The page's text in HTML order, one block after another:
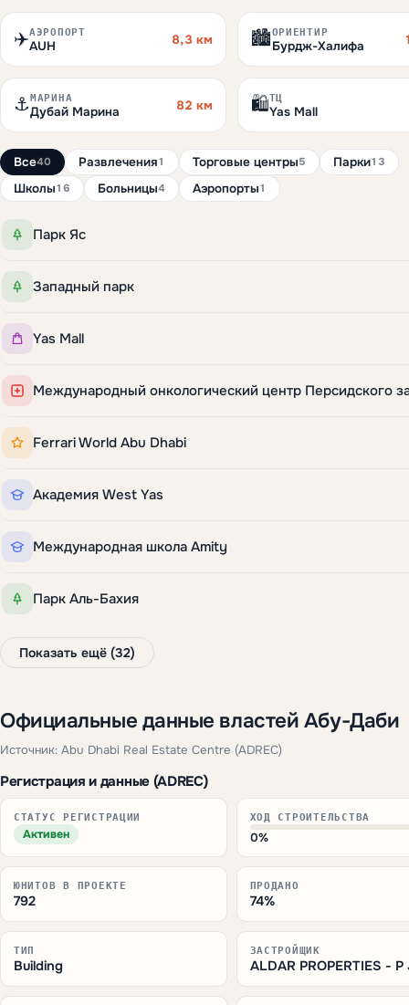
✈️АЭРОПОРТ
AUH 8,3 км 🏙️ОРИЕНТИР
Бурдж-Халифа
⚓ МАРИНА
Дубай Марина 82 км 🛍️ТЦ
Yas Mall
Все40 Развлечения1 Торговые центры5 Парки13
Школы16 Больницы4 Аэропорты1
Парк Яс
Западный парк
Yas Mall
Ferrari World Abu Dhabi
Академия West Yas
Международная школа Amity
Парк Аль-Бахия
Показать ещё (32)
Официальные данные властей Абу-Даби
Источник: Abu Dhabi Real Estate Centre (ADREC)
Регистрация и данные (ADREC)
СТАТУС РЕГИСТРАЦИИ
Активен
ХОД СТРОИТЕЛЬСТВА
0%
ЮНИТОВ В ПРОЕКТЕ
792
ПРОДАНО
74%
ТИП
Building
ЗАСТРОЙЩИК
ALDAR PROPERTIES - P